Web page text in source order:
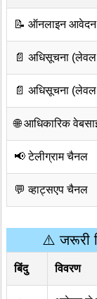
📝 ऑनलाइन
📄 अधिसूचना
📄 अधिसूचना
🌐 आधिकारिक
📢 टेलीग्राम चैनल
💬 व्हाट्सएप चैनल
⚠️ जरूरी
बिंदु विवरण